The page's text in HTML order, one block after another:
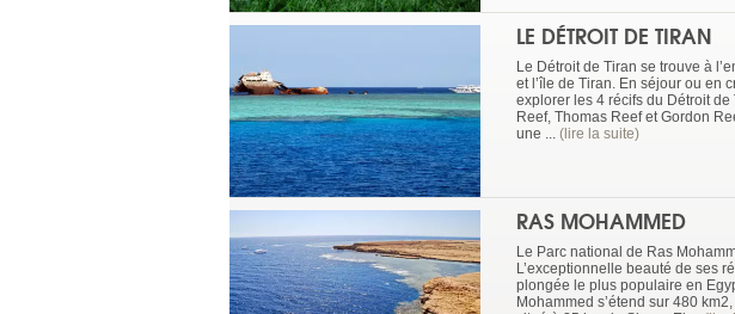
LE DÉTROIT DE TIRAN
Le Détroit de Tiran se trouve à
et l’île de Tiran. En séjour ou en
explorer les 4 récifs du Détroit
Reef, Thomas Reef et Gordon
une ... (lire la suite)
RAS MOHAMMED
Le Parc national de Ras
L’exceptionnelle beauté de ses
plongée le plus populaire en
Mohammed s’étend sur 480